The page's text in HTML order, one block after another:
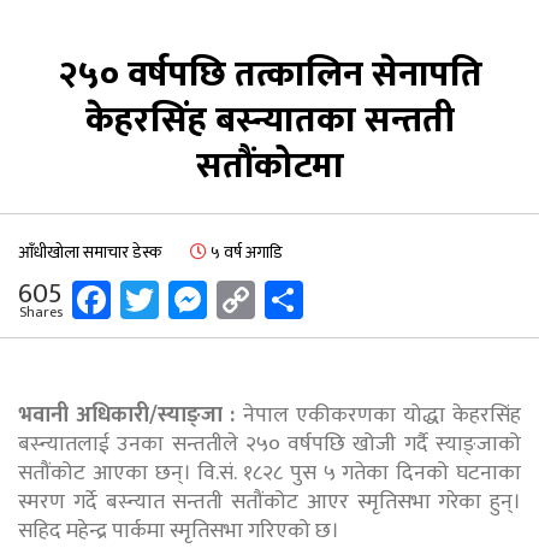
२५० वर्षपछि तत्कालिन सेनापति
केहरसिंह बस्न्यातका सन्तती
सतौंकोटमा
आँधीखोला समाचार डेस्क ५ वर्ष अगाडि
605
Shares Facebook
Twitter
Messenger
Copy
Link
भवानी अधिकारी/स्याङ्जा : नेपाल एकीकरणका योद्धा केहरसिंह
बस्न्यातलाई उनका सन्ततीले २५० वर्षपछि खोजी गर्दै स्याङ्जाको
सतौंकोट आएका छन्। वि.सं. १८२८ पुस ५ गतेका दिनको घटनाका
स्मरण गर्दे बस्न्यात सन्तती सतौंकोट आएर स्मृतिसभा गरेका हुन्।
सहिद महेन्द्र पार्कमा स्मृतिसभा गरिएको छ।